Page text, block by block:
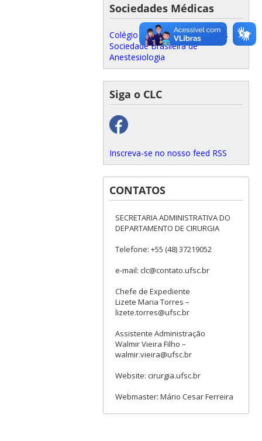
Sociedades Médicas
Colégio Brasileiro de Cirurgiões
Sociedade Brasileira de
Anestesiologia
Siga o CLC
Inscreva-se no nosso feed RSS
CONTATOS
SECRETARIA ADMINISTRATIVA DO
DEPARTAMENTO DE CIRURGIA
Telefone: +55 (48) 37219052
e-mail: clc@contato.ufsc.br
Chefe de Expediente
Lizete Maria Torres –
lizete.torres@ufsc.br
Assistente Administração
Walmir Vieira Filho –
walmir.vieira@ufsc.br
Website: cirurgia.ufsc.br
Webmaster: Mário Cesar Ferreira